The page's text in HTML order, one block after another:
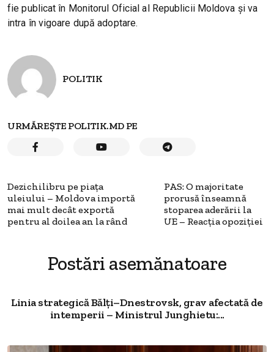
fie publicat în Monitorul Oficial al Republicii Moldova și va
intra în vigoare după adoptare.
POLITIK
URMĂREȘTE POLITIK.MD PE
Dezichilibru pe piața
uleiului – Moldova importă
mai mult decât exportă
pentru al doilea an la rând
PAS: O majoritate
prorusă înseamnă
stoparea aderării la
UE – Reacția opoziției
Postări asemănatoare
Linia strategică Bălți–Dnestrovsk, grav afectată de
intemperii – Ministrul Junghietu:...